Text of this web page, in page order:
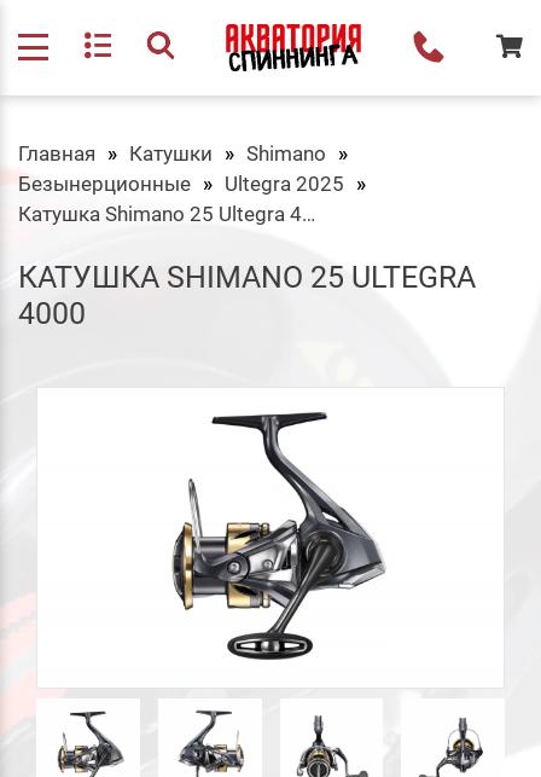
Главная Катушки
Shimano
Безынерционные
Ultegra 2025
Катушка Shimano 25 Ultegra 4000
КАТУШКА SHIMANO 25 ULTEGRA
4000